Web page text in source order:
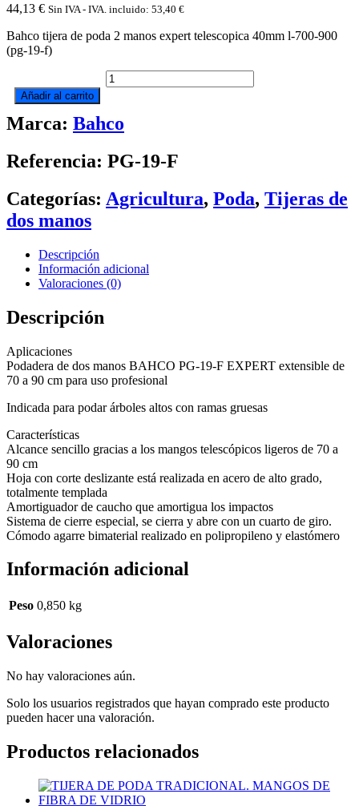
44,13 € Sin IVA - IVA. incluido: 53,40 €
Bahco tijera de poda 2 manos expert telescopica 40mm l-700-900
(pg-19-f)
TIJERA
TELESCOPICA.EXTENSIÓN
700
A
cantidad
Añadir al carrito
Marca: Bahco
Referencia: PG-19-F
Categorías: Agricultura, Poda, Tijeras de
dos manos
Descripción
Información adicional
Valoraciones (0)
Descripción
Aplicaciones
Podadera de dos manos BAHCO PG-19-F EXPERT extensible de
70 a 90 cm para uso profesional
Indicada para podar árboles altos con ramas gruesas
Características
Alcance sencillo gracias a los mangos telescópicos ligeros de 70 a
90 cm
Hoja con corte deslizante está realizada en acero de alto grado,
totalmente templada
Amortiguador de caucho que amortigua los impactos
Sistema de cierre especial, se cierra y abre con un cuarto de giro.
Cómodo agarre bimaterial realizado en polipropileno y elastómero
Información adicional
Peso 0,850 kg
Valoraciones
No hay valoraciones aún.
Solo los usuarios registrados que hayan comprado este producto
pueden hacer una valoración.
Productos relacionados